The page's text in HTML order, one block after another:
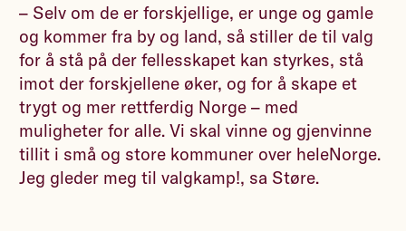
– Selv om de er forskjellige, er unge og gamle
og kommer fra by og land, så stiller de til valg
for å stå på der fellesskapet kan styrkes, stå
imot der forskjellene øker, og for å skape et
trygt og mer rettferdig Norge – med
muligheter for alle. Vi skal vinne og gjenvinne
tillit i små og store kommuner over heleNorge.
Jeg gleder meg til valgkamp!, sa Støre.